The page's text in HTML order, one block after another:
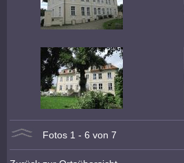
Fotos 1 - 6 von 7